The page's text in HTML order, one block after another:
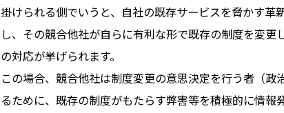
掛けられる側でいうと、自社の既存サービスを脅かす革
し、その競合他社が自らに有利な形で既存の制度を変更
の対応が挙げられます。
この場合、競合他社は制度変更の意思決定を行う者（政
るために、既存の制度がもたらす弊害等を積極的に情報